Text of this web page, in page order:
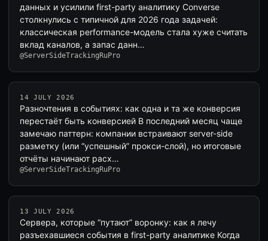
данных и усилили first-party аналитику Converse
столкнулись с типичной для 2026 года задачей:
классическая performance-модель стала хуже считать
вклад каналов, а запас данн…
@ServerSideTrackingRuPro
14 JULY 2026
Разночтения в событиях: как одна и та же конверсия
перестаёт быть конверсией В последний месяц чаще
замечаю паттерн: компании встраивают server-side
разметку (или “успешный” прокси-слой), но итоговые
отчёты начинают расх…
@ServerSideTrackingRuPro
13 JULY 2026
Сервера, которые “путают” воронку: как я лечу
разъехавшиеся события в first-party аналитике Когда